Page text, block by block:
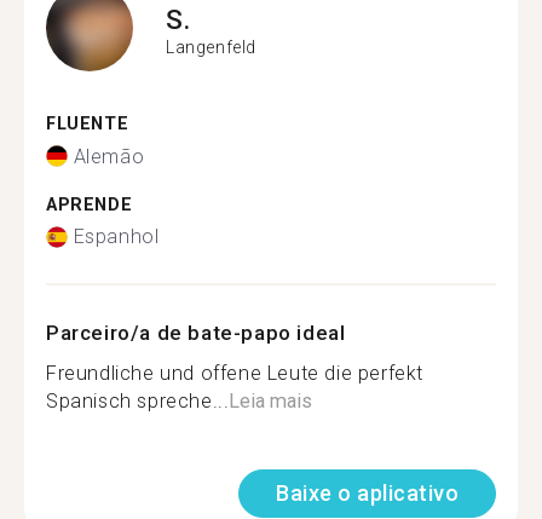
S.
Langenfeld
FLUENTE
Alemão
APRENDE
Espanhol
Parceiro/a de bate-papo ideal
Freundliche und offene Leute die perfekt
Spanisch spreche...Leia mais
Baixe o aplicativo